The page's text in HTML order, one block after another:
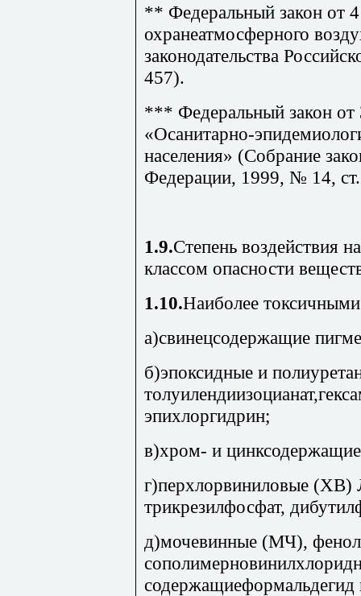
** Федеральный закон от
охранеатмосферного
законодательства
457).
*** Федеральный закон
«Осанитарно-
населения» (Собрание
Федерации, 1999, № 14,
1.9.Степень воздействия
классом опасности
1.10.Наиболее
а)свинецсодержащие
б)эпоксидные и
эпихлоргидрин;
в)хром- и
г)перхлорвиниловые
трикрезилфосфат,
д)мочевинные (МЧ),
содержащиеформальдегид